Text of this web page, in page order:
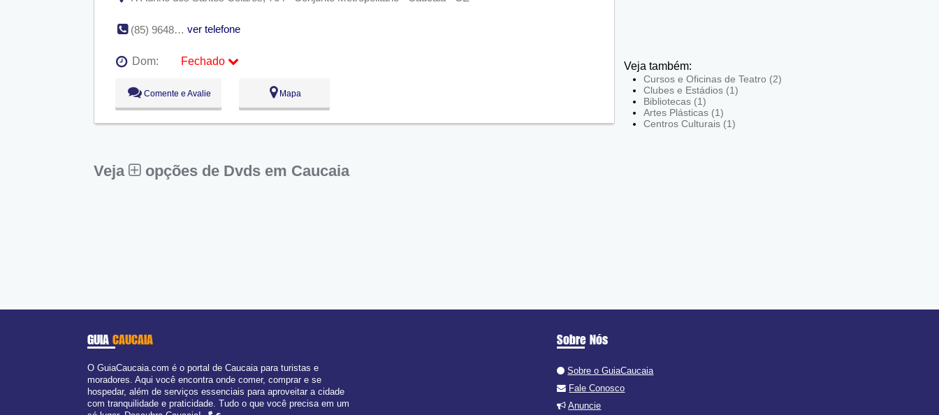
(85) 9648-9793 / (85) 8127-7141 / (85) 9219-9025 ver telefone
Dom:
Fechado
Seg:
Ter:
09:00 - 18:00
Qua:
09:00 - 18:00
Qui:
09:00 - 18:00
Comente e Avalie Mapa
Veja opções de Dvds em Caucaia
Veja também:
Cursos e Oficinas de Teatro (2)
Clubes e Estádios (1)
Bibliotecas (1)
Artes Plásticas (1)
Centros Culturais (1)
GUIACAUCAIA
O GuiaCaucaia.com é o portal de Caucaia para turistas e
moradores. Aqui você encontra onde comer, comprar e se
hospedar, além de serviços essenciais para aproveitar a cidade
com tranquilidade e praticidade. Tudo o que você precisa em um
Sobre Nós
Sobre o GuiaCaucaia
Fale Conosco
Anuncie